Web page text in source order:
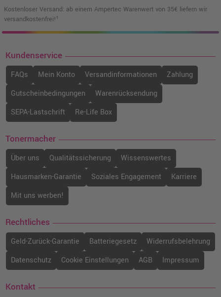
Kostenloser Versand: ab einem Ampertec Warenwert von 35€ liefern wir
versandkostenfrei!¹
Kundenservice
FAQs Mein Konto Versandinformationen
Zahlung
Gutscheinbedingungen
Warenrücksendung
SEPA-Lastschrift
Re-Life Box
Tonermacher
Über uns Qualitätssicherung
Wissenswertes
Hausmarken-Garantie
Soziales Engagement
Karriere
Mit uns werben!
Rechtliches
Geld-Zurück-Garantie Batteriegesetz
Widerrufsbelehrung
Datenschutz
Cookie Einstellungen AGB Impressum
Kontakt